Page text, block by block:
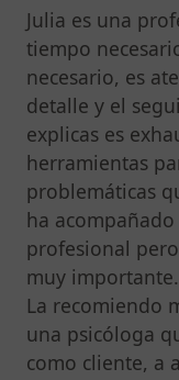
Julia es una
tiempo
necesario, es
detalle y el
explicas es
herramientas
problemáticas
ha
profesional
muy importante.
La recomiendo
una psicóloga
como cliente, a